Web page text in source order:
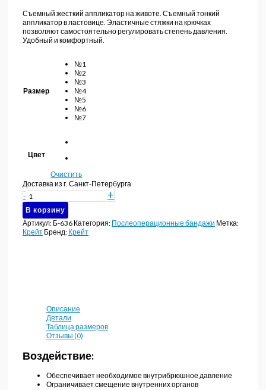
Съемный жесткий аппликатор на животе. Съемный тонкий
аппликатор в ластовице. Эластичные стяжки на крючках
позволяют самостоятельно регулировать степень давления.
Удобный и комфортный.
Размер
№1
№2
№3
№4
№5
№6
№7
Цвет
Очистить
Доставка из г. Санкт-Петербурга
-Количество
товара
Бандаж
при
опущении
внутренних
+
В корзину
Артикул: Б-636 Категория: Послеоперационные бандажи Метка:
Крейт Бренд: Крейт
Описание
Детали
Таблица размеров
Отзывы (0)
Воздействие:
Обеспечивает необходимое внутрибрюшное давление
Ограничивает смещение внутренних органов